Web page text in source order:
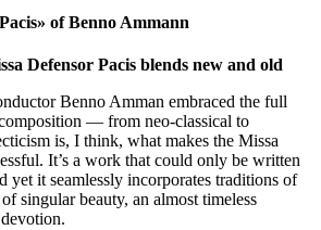
of Benno Ammann
Defensor Pacis blends new and old
Benno Amman embraced the full
— from neo-classical to
is, I think, what makes the Missa
It’s a work that could only be written
yet it seamlessly incorporates traditions of
singular beauty, an almost timeless